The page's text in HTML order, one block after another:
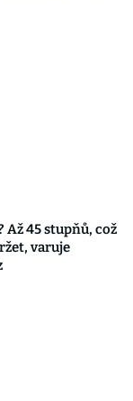
Až 45 stupňů, což
varuje